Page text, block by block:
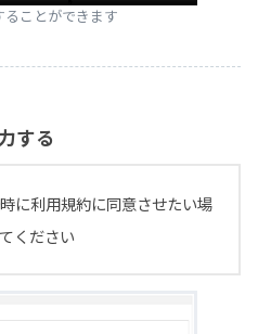
ことができます
する
に利用規約に同意させたい場
ください